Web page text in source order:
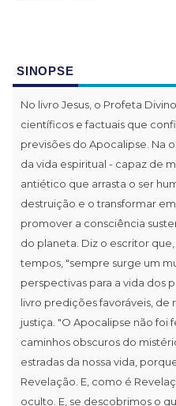
SINOPSE
No livro Jesus, o Profeta
científicos e factuais que
previsões do Apocalipse. Na
da vida espiritual - capaz de
antiético que arrasta o ser
destruição e o transformar
promover a consciência
do planeta. Diz o escritor
tempos, "sempre surge um
perspectivas para a vida dos
livro predições favoráveis, de
justiça. "O Apocalipse não foi
caminhos obscuros do
estradas da nossa vida,
Revelação. E, como é
oculto. E, se descobrimos o